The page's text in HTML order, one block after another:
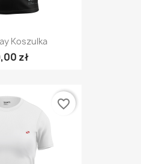
Koszulka
zł
favorite_border